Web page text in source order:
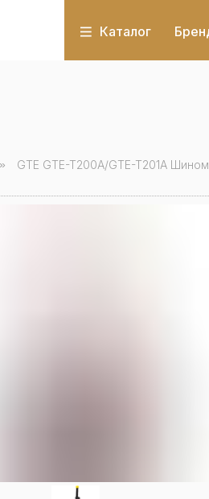
Каталог
» GTE GTE-T200A/GTE-T201A